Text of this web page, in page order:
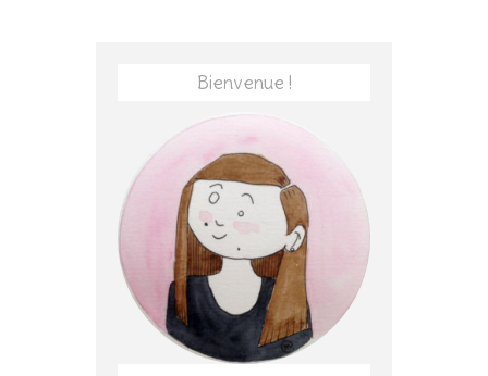
Bienvenue !